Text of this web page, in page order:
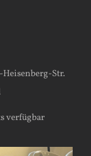
Str.
verfügbar